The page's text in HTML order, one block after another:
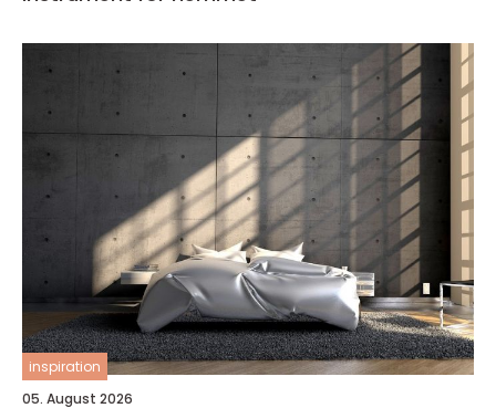
inspiration
05. August 2026